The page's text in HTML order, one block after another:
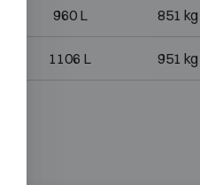
960 L 851 kg
1106 L 951 kg